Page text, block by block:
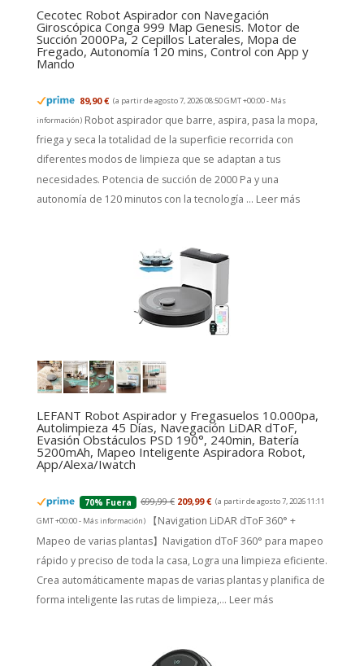
Cecotec Robot Aspirador con Navegación
Giroscópica Conga 999 Map Genesis. Motor de
Succión 2000Pa, 2 Cepillos Laterales, Mopa de
Fregado, Autonomía 120 mins, Control con App y
Mando
89,90 € (a partir de agosto 7, 2026 08:50 GMT +00:00 - Más
información) Robot aspirador que barre, aspira, pasa la mopa,
friega y seca la totalidad de la superficie recorrida con
diferentes modos de limpieza que se adaptan a tus
necesidades. Potencia de succión de 2000 Pa y una
autonomía de 120 minutos con la tecnología ... Leer más
LEFANT Robot Aspirador y Fregasuelos 10.000pa,
Autolimpieza 45 Días, Navegación LiDAR dToF,
Evasión Obstáculos PSD 190°, 240min, Batería
5200mAh, Mapeo Inteligente Aspiradora Robot,
App/Alexa/Iwatch
70% Fuera 699,99 € 209,99 € (a partir de agosto 7, 2026 11:11
GMT +00:00 - Más información)
【Navigation LiDAR dToF 360° +
Mapeo de varias plantas】Navigation dToF 360° para mapeo
rápido y preciso de toda la casa, Logra una limpieza eficiente.
Crea automáticamente mapas de varias plantas y planifica de
forma inteligente las rutas de limpieza,... Leer más